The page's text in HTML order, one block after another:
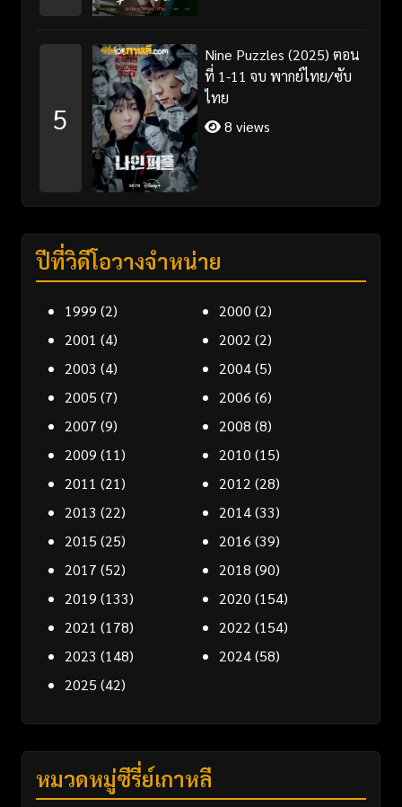
5
Nine Puzzles (2025) ตอน
ที่ 1-11 จบ พากย์ไทย/ซับ
ไทย
8 views
ปีที่วิดีโอวางจำหน่าย
1999 (2) 2000 (2)
2001 (4) 2002 (2)
2003 (4) 2004(5)
2005 (7) 2006 (6)
2007 (9) 2008 (8)
2009 (11) 2010 (15)
2011 (21) 2012 (28)
2013 (22) 2014(33)
2015 (25) 2016 (39)
2017 (52) 2018 (90)
2019 (133) 2020 (154)
2021 (178) 2022 (154)
2023 (148) 2024(58)
2025 (42)
หมวดหมู่ซีรี่ย์เกาหลี